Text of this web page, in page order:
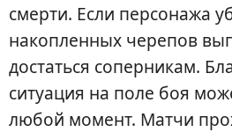
смерти. Если персонажа
накопленных черепов
достаться соперникам.
ситуация на поле боя
любой момент. Матчи